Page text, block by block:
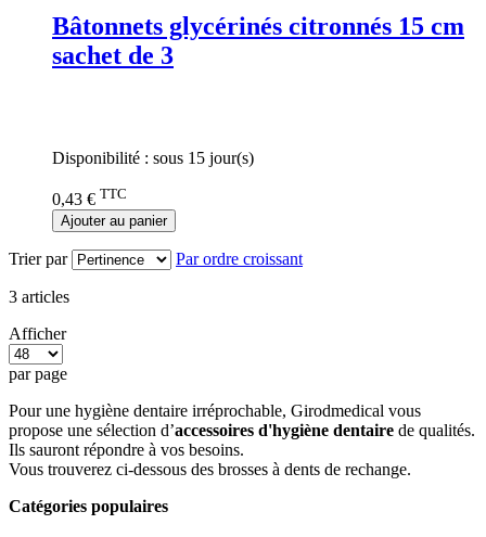
Bâtonnets glycérinés citronnés 15 cm
sachet de 3
Disponibilité : sous 15 jour(s)
0,43 € TTC
Ajouter au panier
Trier par Par ordre croissant
3 articles
Afficher
par page
Pour une hygiène dentaire irréprochable, Girodmedical vous
propose une sélection d’accessoires d'hygiène dentaire de qualités.
Ils sauront répondre à vos besoins.
Vous trouverez ci-dessous des brosses à dents de rechange.
Catégories populaires